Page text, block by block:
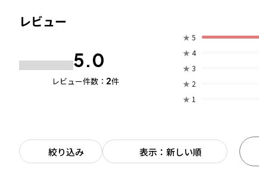
レビュー
5.0
レビュー件数： 2件
★ 5
★ 4
★ 3
★ 2
★ 1
絞り込み 表示：新しい順